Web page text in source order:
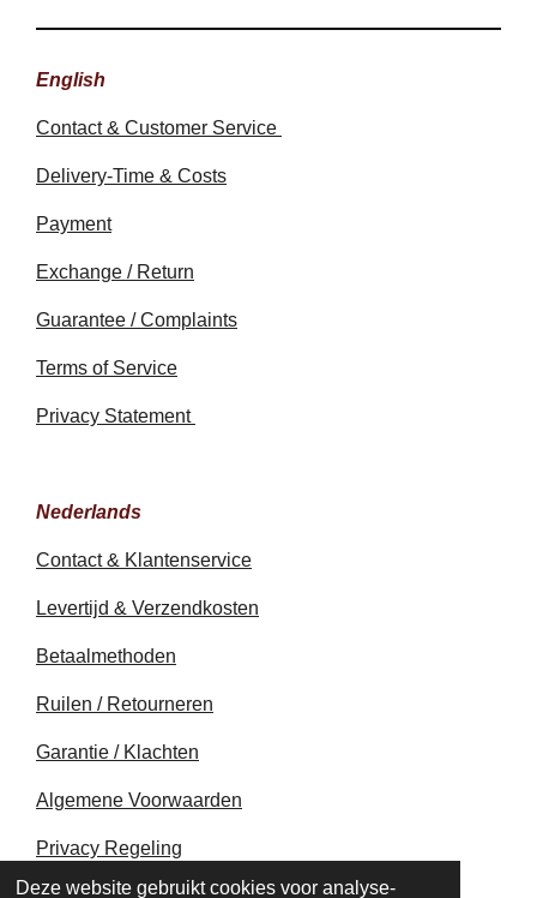
Deze website gebruikt cookies voor analyse-
English
Contact & Customer Service
Delivery-Time & Costs
Payment
Exchange / Return
Guarantee / Complaints
Terms of Service
Privacy Statement
Nederlands
Contact & Klantenservice
Levertijd & Verzendkosten
Betaalmethoden
Ruilen / Retourneren
Garantie / Klachten
Algemene Voorwaarden
Privacy Regeling
© 2020 - 2026 earthapplecreations.com